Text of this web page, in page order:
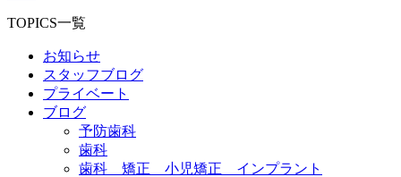
TOPICS一覧
お知らせ
スタッフブログ
プライベート
ブログ
予防歯科
歯科
歯科 矯正 小児矯正 インプラント